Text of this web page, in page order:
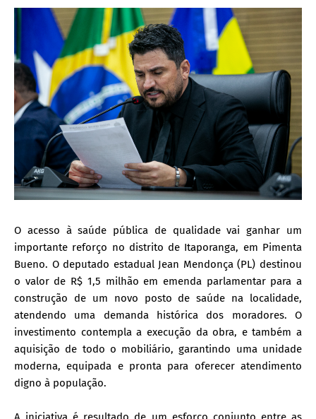
O acesso à saúde pública de qualidade vai ganhar um
importante reforço no distrito de Itaporanga, em Pimenta
Bueno. O deputado estadual Jean Mendonça (PL) destinou
o valor de R$ 1,5 milhão em emenda parlamentar para a
construção de um novo posto de saúde na localidade,
atendendo uma demanda histórica dos moradores. O
investimento contempla a execução da obra, e também a
aquisição de todo o mobiliário, garantindo uma unidade
moderna, equipada e pronta para oferecer atendimento
digno à população.